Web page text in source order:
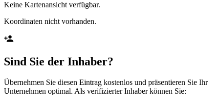
Keine Kartenansicht verfügbar.
Koordinaten nicht vorhanden.
Sind Sie der Inhaber?
Übernehmen Sie diesen Eintrag kostenlos und präsentieren Sie Ihr
Unternehmen optimal. Als verifizierter Inhaber können Sie: